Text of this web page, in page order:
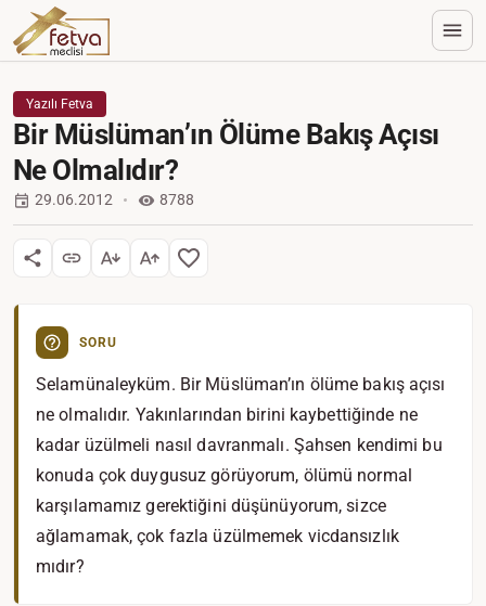
Yazılı Fetva
Bir Müslüman’ın Ölüme Bakış Açısı
Ne Olmalıdır?
29.06.2012 8788
SORU
Selamünaleyküm. Bir Müslüman’ın ölüme bakış açısı
ne olmalıdır. Yakınlarından birini kaybettiğinde ne
kadar üzülmeli nasıl davranmalı. Şahsen kendimi bu
konuda çok duygusuz görüyorum, ölümü normal
karşılamamız gerektiğini düşünüyorum, sizce
ağlamamak, çok fazla üzülmemek vicdansızlık
mıdır?